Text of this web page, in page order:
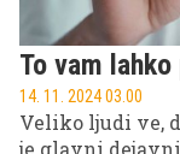
To vam
14. 11. 2024 03.00
Veliko ljudi ve,
je glavni